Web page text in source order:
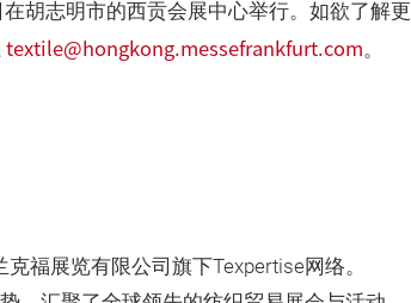
胡志明市的西贡会展中心举行。如欲了解更
textile@hongkong.messefrankfurt.com。
福展览有限公司旗下Texpertise网络。